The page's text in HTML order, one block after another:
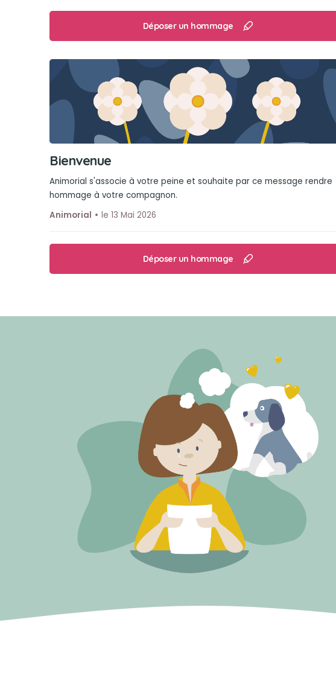
Déposer un hommage
Bienvenue
Animorial s'associe à votre peine et souhaite par ce message rendre
hommage à votre compagnon.
Animorial
le 13 Mai 2026
Déposer un hommage